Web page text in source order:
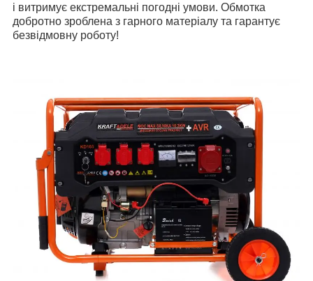
і витримує екстремальні погодні умови. Обмотка
добротно зроблена з гарного матеріалу та гарантує
безвідмовну роботу!